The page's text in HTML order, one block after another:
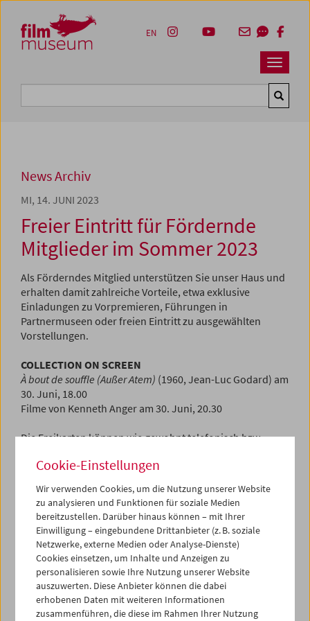
Zum Inhalt
Zum Hauptmenü
Zur Servicenavigation
Zum Suche
Navbar
EN
News Archiv
MI, 14. JUNI 2023
Freier Eintritt für Fördernde
Mitglieder im Sommer 2023
Als Förderndes Mitglied unterstützen Sie unser Haus und
erhalten damit zahlreiche Vorteile, etwa exklusive
Einladungen zu Vorpremieren, Führungen in
Partnermuseen oder freien Eintritt zu ausgewählten
Vorstellungen.
COLLECTION ON SCREEN
À bout de souffle (Außer Atem) (1960, Jean-Luc Godard) am
30. Juni, 18.00
Filme von Kenneth Anger am 30. Juni, 20.30
Die Freikarten können wie gewohnt telefonisch bzw.
Vorführung an der Abendkassa.
Weitere Informationen zur Fördernden Mitgliedschaft
finden Siehier.
Free Admission for Supporting
Members in the summer 2023
As a supporting member, you support our institution and
Cookie-Einstellungen
Wir verwenden Cookies, um die Nutzung unserer Website
zu analysieren und Funktionen für soziale Medien
bereitzustellen. Darüber hinaus können – mit Ihrer
Einwilligung – eingebundene Drittanbieter (z. B. soziale
Netzwerke, externe Medien oder Analyse-Dienste)
Cookies einsetzen, um Inhalte und Anzeigen zu
personalisieren sowie Ihre Nutzung unserer Website
auszuwerten. Diese Anbieter können die dabei
erhobenen Daten mit weiteren Informationen
zusammenführen, die diese im Rahmen Ihrer Nutzung